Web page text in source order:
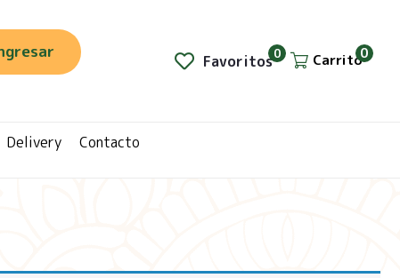
Favoritos0 Carrito0
Delivery Contacto